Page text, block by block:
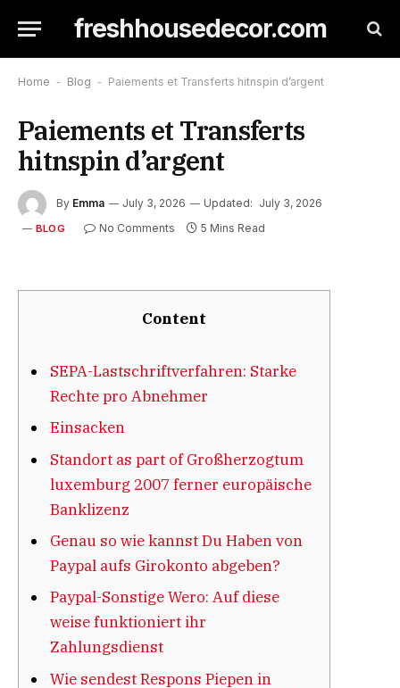
freshhousedecor.com
Home - Blog - Paiements et Transferts hitnspin d’argent
Paiements et Transferts
hitnspin d’argent
By Emma July 3, 2026 Updated: July 3, 2026
BLOG No Comments 5 Mins Read
Content
SEPA-Lastschriftverfahren: Starke
Rechte pro Abnehmer
Einsacken
Standort as part of Großherzogtum
luxemburg 2007 ferner europäische
Banklizenz
Genau so wie kannst Du Haben von
Paypal aufs Girokonto abgeben?
Paypal-Sonstige Wero: Auf diese
weise funktioniert ihr
Zahlungsdienst
Wie sendest Respons Piepen in